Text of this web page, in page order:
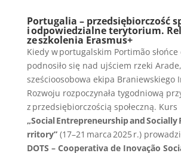
Portugalia – przedsiębiorczość
i odpowiedzialne terytorium.
ze szkolenia Erasmus+
Kiedy w portugalskim Portimão
podnosiło się nad ujściem rzeki Arade,
sześcioosobowa ekipa Braniewskiego
Rozwoju rozpoczynała tygodniową
z przedsiębiorczością społeczną. Kurs
„Social Entrepreneurship and Socially
rritory”(17–21 marca 2025 r.)
DOTS – Cooperativa de Inovação